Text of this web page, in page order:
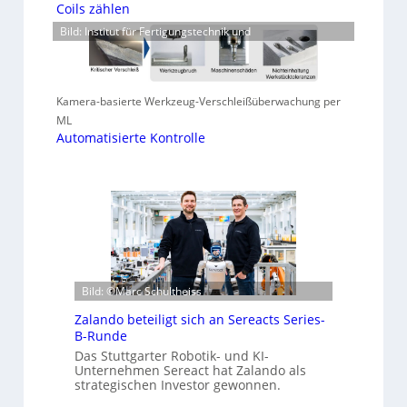
Coils zählen
Bild: Institut für Fertigungstechnik und
Kamera-basierte Werkzeug-Verschleißüberwachung per
ML
Automatisierte Kontrolle
Bild: ©Marc Schultheiss
Zalando beteiligt sich an Sereacts Series-
B-Runde
Das Stuttgarter Robotik- und KI-
Unternehmen Sereact hat Zalando als
strategischen Investor gewonnen.